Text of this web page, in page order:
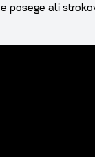
posege ali